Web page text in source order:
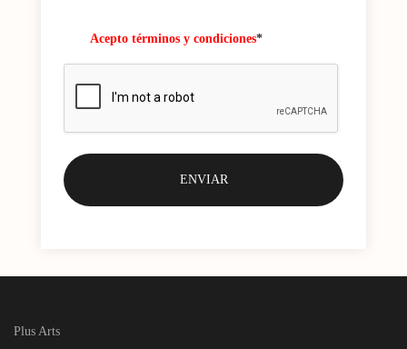
Acepto términos y condiciones*
Plus Arts